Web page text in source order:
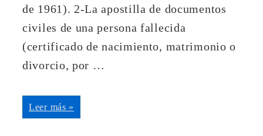
de 1961). 2-La apostilla de documentos
civiles de una persona fallecida
(certificado de nacimiento, matrimonio o
divorcio, por …
de
La
Leer más »